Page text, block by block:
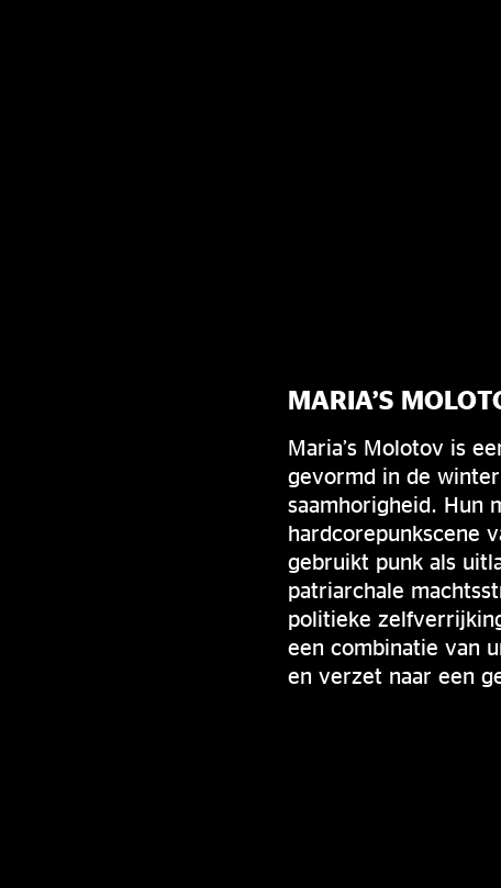
MARIA’S
Maria’s Molotov is
gevormd in de
saamhorigheid. Hun
hardcorepunkscene
gebruikt punk als
patriarchale
politieke
een combinatie van
en verzet naar een